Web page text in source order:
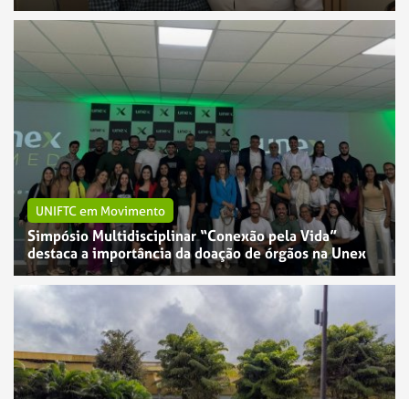
UNIFTC em Movimento
Simpósio Multidisciplinar “Conexão pela Vida”
destaca a importância da doação de órgãos na Unex